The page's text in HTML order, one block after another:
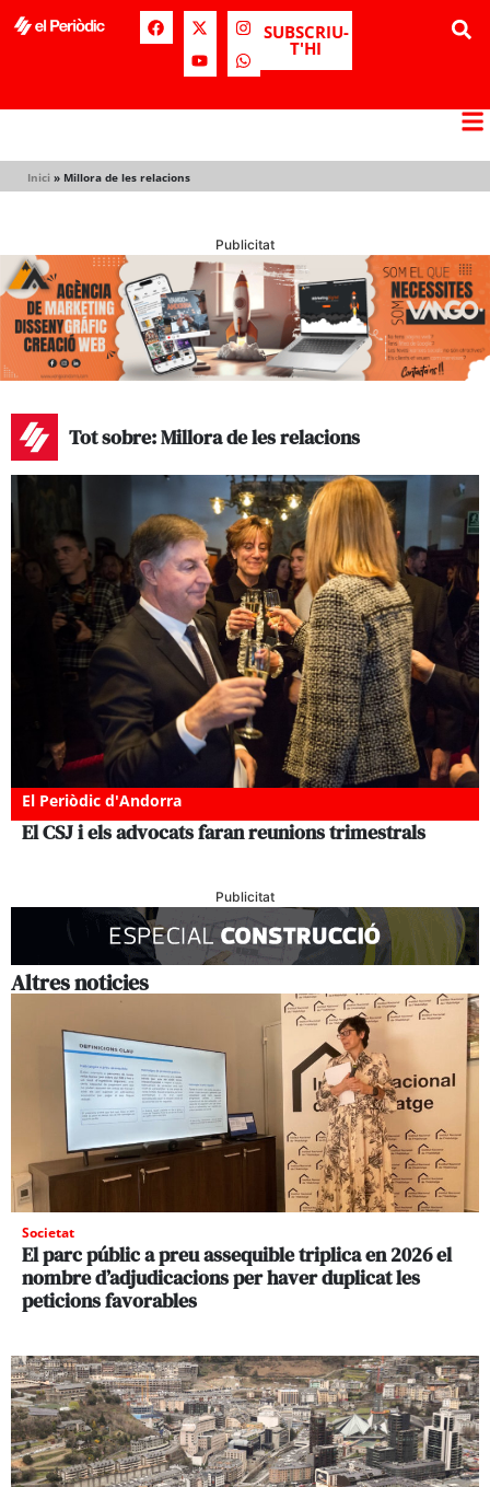
SUBSCRIU-
T'HI
Inici » Millora de les relacions
Publicitat
Tot sobre: Millora de les relacions
El Periòdic d'Andorra
El CSJ i els advocats faran reunions trimestrals
Publicitat
Altres noticies
Societat
El parc públic a preu assequible triplica en 2026 el
nombre d’adjudicacions per haver duplicat les
peticions favorables